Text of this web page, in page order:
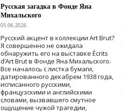
Русская загадка в Фонде Яна
Михальского
05.06.2026
Русский акцент в коллекции Art Brut?
Я совершенно не ожидала
обнаружить его на выставке Écrits
d’Art Brut в Фонде Яна Михальского.
Все началось с листка бумаги,
датированного декабрем 1938 года,
исписанного русскими,
французскими и английскими
словами, вызвавшего смутное
ощущение чужой трагедии,